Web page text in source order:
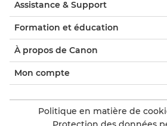
Assistance & Support
Formation et éducation
À propos de Canon
Mon compte
Politique en matière de